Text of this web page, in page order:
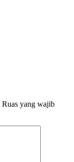
Ruas yang wajib